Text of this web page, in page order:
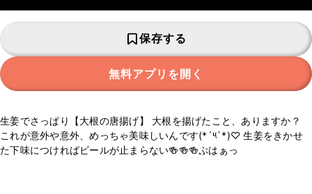
保存する
無料アプリを開く
生姜でさっぱり【大根の唐揚げ】 大根を揚げたこと、ありますか？
これが意外や意外、めっちゃ美味しいんです(*´༥`*)♡ 生姜をきかせ
た下味につければビールが止まらない🍻🍻🍻ぷはぁっ